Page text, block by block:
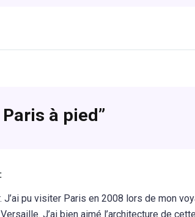
à pied”
J’ai pu visiter Paris en 2008 lors de mon
J’ai bien aimé l’architecture de